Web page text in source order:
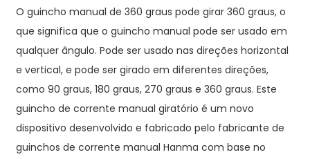
O guincho manual de 360 ​​graus pode girar 360 graus, o
que significa que o guincho manual pode ser usado em
qualquer ângulo. Pode ser usado nas direções horizontal
e vertical, e pode ser girado em diferentes direções,
como 90 graus, 180 graus, 270 graus e 360 ​​graus. Este
guincho de corrente manual giratório é um novo
dispositivo desenvolvido e fabricado pelo fabricante de
guinchos de corrente manual Hanma com base no